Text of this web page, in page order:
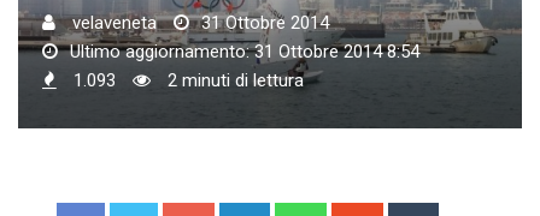
velaveneta
31 Ottobre 2014
Ultimo aggiornamento: 31 Ottobre 2014 8:54
1.093
2 minuti di lettura